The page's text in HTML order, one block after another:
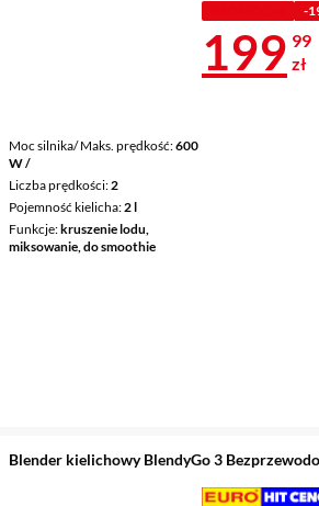
Moc silnika/ Maks. prędkość 600
W /
Liczba prędkości 2
Pojemność kielicha 2 l
Funkcje kruszenie lodu,
miksowanie, do smoothie
-
199 99
zł
Blender kielichowy BlendyGo 3